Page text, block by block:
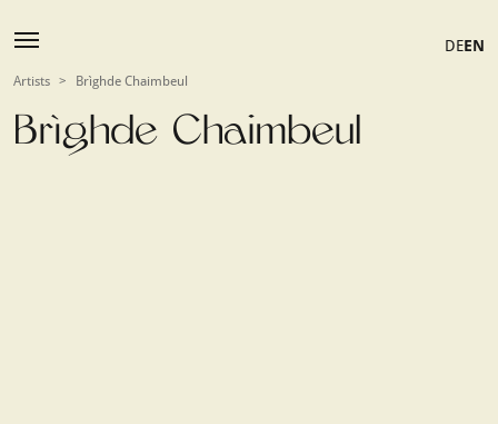
DEEN
Artists > Brìghde Chaimbeul
Brìghde Chaimbeul